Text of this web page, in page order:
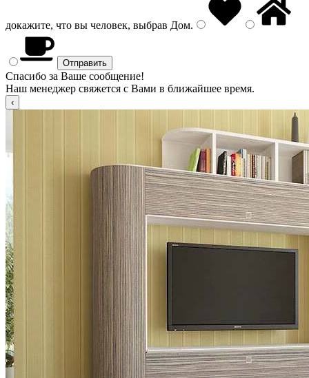
докажите, что вы человек, выбрав Дом.
Спасибо за Ваше сообщение!
Наш менеджер свяжется с Вами в ближайшее время.